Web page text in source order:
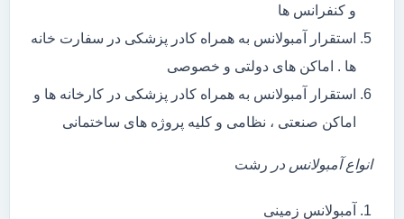
و کنفرانس ها
استقرار آمبولانس به همراه کادر پزشکی در سفارت خانه
ها . اماکن های دولتی و خصوصی
استقرار آمبولانس به همراه کادر پزشکی در کارخانه ها و
اماکن صنعتی ، نظامی و کلیه پروژه های ساختمانی
انواع آمبولانس در رشت
آمبولانس زمینی